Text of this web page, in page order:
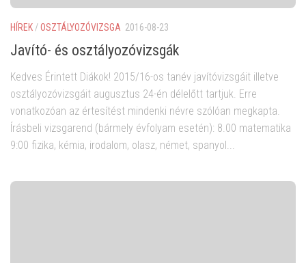
HÍREK/OSZTÁLYOZÓVIZSGA 2016-08-23
Javító- és osztályozóvizsgák
Kedves Érintett Diákok! 2015/16-os tanév javítóvizsgáit illetve
osztályozóvizsgáit augusztus 24-én délelőtt tartjuk. Erre
vonatkozóan az értesítést mindenki névre szólóan megkapta.
Írásbeli vizsgarend (bármely évfolyam esetén): 8.00 matematika
9:00 fizika, kémia, irodalom, olasz, német, spanyol...